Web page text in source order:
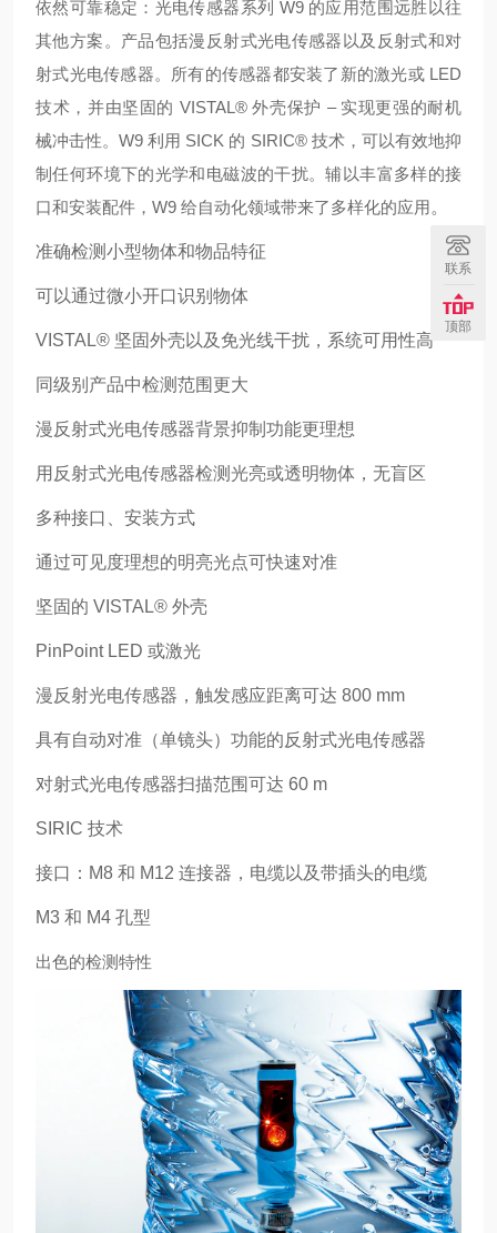
依然可靠稳定：光电传感器系列 W9 的应用范围远胜以往
其他方案。产品包括漫反射式光电传感器以及反射式和对
射式光电传感器。所有的传感器都安装了新的激光或 LED
技术，并由坚固的 VISTAL® 外壳保护 – 实现更强的耐机
械冲击性。W9 利用 SICK 的 SIRIC® 技术，可以有效地抑
制任何环境下的光学和电磁波的干扰。辅以丰富多样的接
口和安装配件，W9 给自动化领域带来了多样化的应用 。
准确检测小型物体和物品特征
可以通过微小开口识别物体
VISTAL® 坚固外壳以及免光线干扰，系统可用性高
同级别产品中检测范围更大
漫反射式光电传感器背景抑制功能更理想
用反射式光电传感器检测光亮或透明物体，无盲区
多种接口、安装方式
通过可见度理想的明亮光点可快速对准
坚固的 VISTAL® 外壳
PinPoint LED 或激光
漫反射光电传感器，触发感应距离可达 800 mm
具有自动对准（单镜头）功能的反射式光电传感器
对射式光电传感器扫描范围可达 60 m
SIRIC 技术
接口：M8 和 M12 连接器，电缆以及带插头的电缆
M3 和 M4 孔型
出色的检测特性
联系
顶部